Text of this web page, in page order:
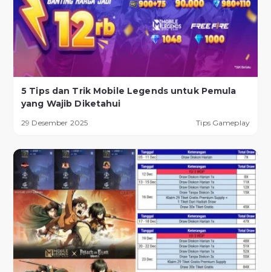
5 Tips dan Trik Mobile Legends untuk Pemula
yang Wajib Diketahui
29 Desember 2025 Tips Gameplay